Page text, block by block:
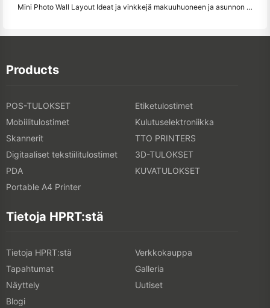
Mini Photo Wall Layout Ideat ja vinkkejä makuuhuoneen ja asunnon koristelu
Products
POS-TULOKSET
Etiketulostimet
Mobiilitulostimet
Kulutuselektroniikka
Skannerit
TTO PRINTERS
Digitaaliset tekstiilitulostimet
3D-TULOKSET
PDA
KUVATULOKSET
Portable A4 Printer
Tietoja HPRT:stä
Tietoja HPRT:stä
Verkkokauppa
Tapahtumat
Galleria
Näyttely
Uutiset
Blogi